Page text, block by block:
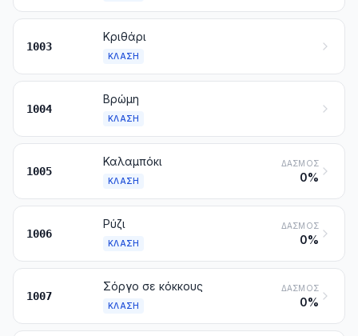
1003
Κριθάρι
ΚΛΆΣΗ
1004
Βρώμη
ΚΛΆΣΗ
1005
Καλαμπόκι
ΚΛΆΣΗ
ΔΑΣΜΌΣ
0%
1006
Ρύζι
ΚΛΆΣΗ
ΔΑΣΜΌΣ
0%
1007
Σόργο σε κόκκους
ΚΛΆΣΗ
ΔΑΣΜΌΣ
0%